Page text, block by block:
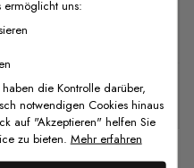
ermöglicht uns:
die Kontrolle darüber,
notwendigen Cookies hinaus
auf "Akzeptieren" helfen Sie
zu bieten. Mehr erfahren